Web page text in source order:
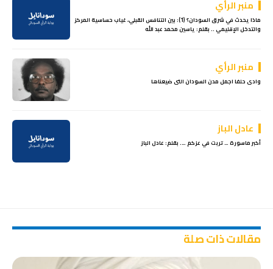
منبر الرأي
ماذا يحدث في شرق السودان؟ (1): بين التنافس القبلي، غياب حساسية المركز
والتدخل الإقليمي .. بقلم: ياسين محمد عبد الله
منبر الرأي
وادى حلفا اجمل مدن السودان التى ضيعناها
عادل الباز
أكبر ماسورة … تربت في عزكم …. بقلم: عادل الباز
مقالات ذات صلة